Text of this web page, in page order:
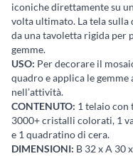
-
Ragazza
con
l'orecchino
di
perla
quantità
iconiche direttamente su
volta ultimato. La tela sulla
da una tavoletta rigida per
gemme.
USO: Per decorare il
quadro e applica le
nell’attività.
CONTENUTO: 1 telaio con
3000+ cristalli colorati, 1
e 1 quadratino di cera.
DIMENSIONI: B 32 x A 30